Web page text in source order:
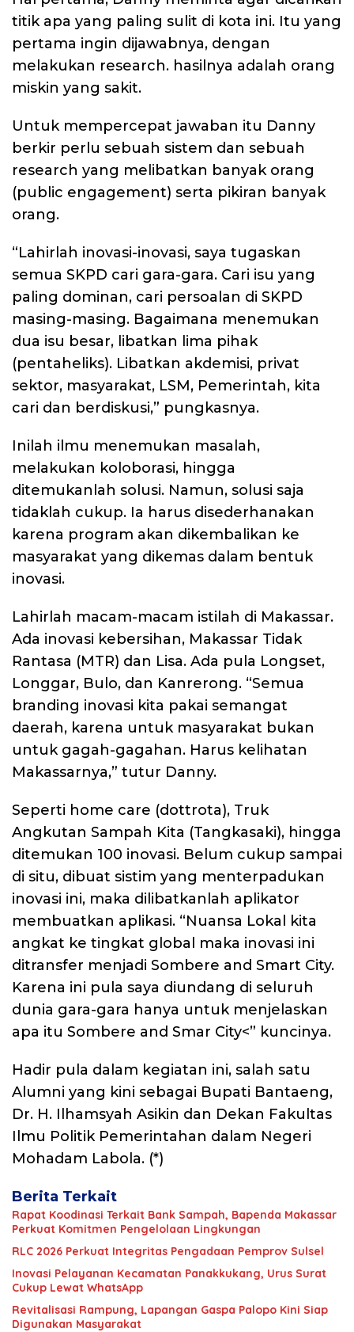
titik apa yang paling sulit di kota ini. Itu yang
pertama ingin dijawabnya, dengan
melakukan research. hasilnya adalah orang
miskin yang sakit.
Untuk mempercepat jawaban itu Danny
berkir perlu sebuah sistem dan sebuah
research yang melibatkan banyak orang
(public engagement) serta pikiran banyak
orang.
“Lahirlah inovasi-inovasi, saya tugaskan
semua SKPD cari gara-gara. Cari isu yang
paling dominan, cari persoalan di SKPD
masing-masing. Bagaimana menemukan
dua isu besar, libatkan lima pihak
(pentaheliks). Libatkan akdemisi, privat
sektor, masyarakat, LSM, Pemerintah, kita
cari dan berdiskusi,” pungkasnya.
Inilah ilmu menemukan masalah,
melakukan koloborasi, hingga
ditemukanlah solusi. Namun, solusi saja
tidaklah cukup. Ia harus disederhanakan
karena program akan dikembalikan ke
masyarakat yang dikemas dalam bentuk
inovasi.
Lahirlah macam-macam istilah di Makassar.
Ada inovasi kebersihan, Makassar Tidak
Rantasa (MTR) dan Lisa. Ada pula Longset,
Longgar, Bulo, dan Kanrerong. “Semua
branding inovasi kita pakai semangat
daerah, karena untuk masyarakat bukan
untuk gagah-gagahan. Harus kelihatan
Makassarnya,” tutur Danny.
Seperti home care (dottrota), Truk
Angkutan Sampah Kita (Tangkasaki), hingga
ditemukan 100 inovasi. Belum cukup sampai
di situ, dibuat sistim yang menterpadukan
inovasi ini, maka dilibatkanlah aplikator
membuatkan aplikasi. “Nuansa Lokal kita
angkat ke tingkat global maka inovasi ini
ditransfer menjadi Sombere and Smart City.
Karena ini pula saya diundang di seluruh
dunia gara-gara hanya untuk menjelaskan
apa itu Sombere and Smar City<” kuncinya.
Hadir pula dalam kegiatan ini, salah satu
Alumni yang kini sebagai Bupati Bantaeng,
Dr. H. Ilhamsyah Asikin dan Dekan Fakultas
Ilmu Politik Pemerintahan dalam Negeri
Mohadam Labola. (*)
Berita Terkait
Rapat Koodinasi Terkait Bank Sampah, Bapenda Makassar
Perkuat Komitmen Pengelolaan Lingkungan
RLC 2026 Perkuat Integritas Pengadaan Pemprov Sulsel
Inovasi Pelayanan Kecamatan Panakkukang, Urus Surat
Cukup Lewat WhatsApp
Revitalisasi Rampung, Lapangan Gaspa Palopo Kini Siap
Digunakan Masyarakat